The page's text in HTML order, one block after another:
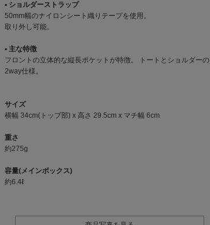
▪︎ ショルダーストラップ
50mm幅のナイロンシート織りテープを使用。
取り外し可能。
▪︎ 主な特徴
フロントの立体的な縦長ポケットが特徴。 トートとショルダーの
2way仕様。
サイズ
横幅 34cm(トップ部) x 高さ 29.5cm x マチ幅 6cm
重さ
約275g
容量(メインボックス)
約6.4ℓ